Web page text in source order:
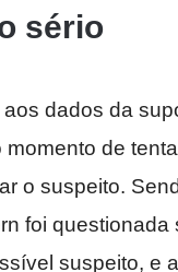
sério
dados da
de
o suspeito.
foi questionada
suspeito, e